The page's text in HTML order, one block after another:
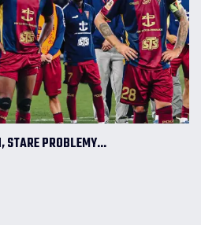
STARE PROBLEMY...